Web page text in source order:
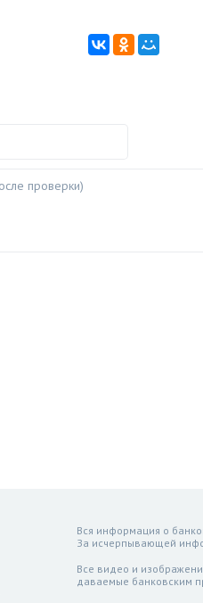
Вся информация о
За исчерпывающей
Все видео и
даваемые банковским